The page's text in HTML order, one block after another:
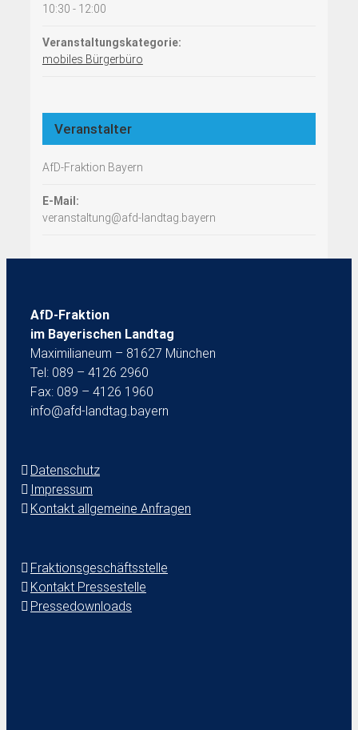
10:30 - 12:00
Veranstaltungskategorie:
mobiles Bürgerbüro
Veranstalter
AfD-Fraktion Bayern
E-Mail:
veranstaltung@afd-landtag.bayern
AfD-Fraktion
im Bayerischen Landtag
Maximilianeum – 81627 München
Tel: 089 – 4126 2960
Fax: 089 – 4126 1960
info@afd-landtag.bayern
Datenschutz
Impressum
Kontakt allgemeine Anfragen
Fraktionsgeschäftsstelle
Kontakt Pressestelle
Pressedownloads